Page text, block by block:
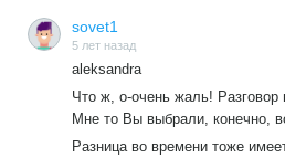
вроде еще пара дней есть».
замешкались и все в аут.
вакциной, а ее нету. Не
Главное сейчас все спокойно.
sovet1
5 лет назад
aleksandra
Что ж, о-очень жаль! Разговор
Мне то Вы выбрали, конечно,
Разница во времени тоже